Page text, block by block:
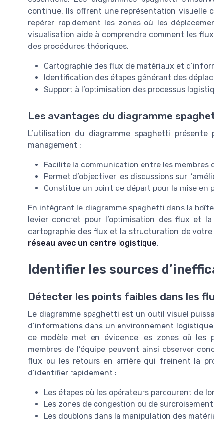
continue. Ils offrent une représentation visuelle
repérer rapidement les zones où les
visualisation aide à comprendre comment les
des procédures théoriques.
Cartographie des flux de matériaux et
Identification des étapes générant des
Support à l’optimisation des processus
Les avantages du diagramme
L’utilisation du diagramme spaghetti
management :
Facilite la communication entre les membres
Permet d’objectiver les discussions sur
Constitue un point de départ pour la mise en
En intégrant le diagramme spaghetti dans la
levier concret pour l’optimisation des flux et
cartographie des flux et la structuration de
réseau avec un centre logistique.
Identifier les sources
Détecter les points faibles dans les
Le diagramme spaghetti est un outil visuel
d’informations dans un environnement
ce modèle met en évidence les zones où les
membres de l’équipe peuvent ainsi observer
flux ou les retours en arrière qui freinent la
d’identifier rapidement :
Les étapes où les opérateurs parcourent de
Les zones de congestion ou de
Les doublons dans la manipulation des